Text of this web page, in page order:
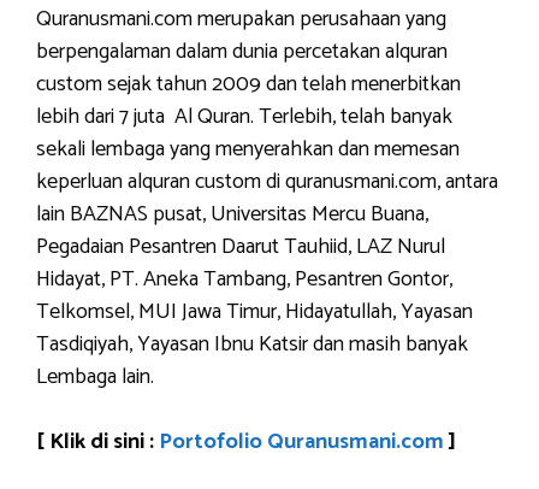
Quranusmani.com merupakan perusahaan yang
berpengalaman dalam dunia percetakan alquran
custom sejak tahun 2009 dan telah menerbitkan
lebih dari 7 juta Al Quran. Terlebih, telah banyak
sekali lembaga yang menyerahkan dan memesan
keperluan alquran custom di quranusmani.com, antara
lain BAZNAS pusat, Universitas Mercu Buana,
Pegadaian Pesantren Daarut Tauhiid, LAZ Nurul
Hidayat, PT. Aneka Tambang, Pesantren Gontor,
Telkomsel, MUI Jawa Timur, Hidayatullah, Yayasan
Tasdiqiyah, Yayasan Ibnu Katsir dan masih banyak
Lembaga lain.
[ Klik di sini : Portofolio Quranusmani.com]